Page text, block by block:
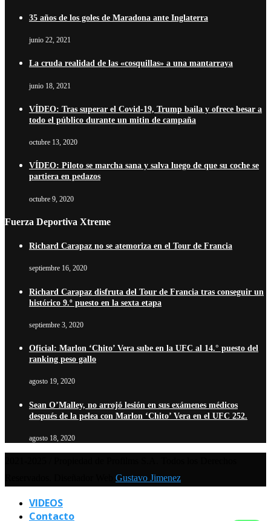
35 años de los goles de Maradona ante Inglaterra
junio 22, 2021
La cruda realidad de las «cosquillas» a una mantarraya
junio 18, 2021
VÍDEO: Tras superar el Covid-19, Trump baila y ofrece besar a
todo el público durante un mitin de campaña
octubre 13, 2020
VÍDEO: Piloto se marcha sana y salva luego de que su coche se
partiera en pedazos
octubre 9, 2020
Fuerza Deportiva Xtreme
Richard Carapaz no se atemoriza en el Tour de Francia
septiembre 16, 2020
Richard Carapaz disfruta del Tour de Francia tras conseguir un
histórico 9.º puesto en la sexta etapa
septiembre 3, 2020
Oficial: Marlon ‘Chito’ Vera sube en la UFC al 14.° puesto del
ranking peso gallo
agosto 19, 2020
Sean O’Malley, no arrojó lesión en sus exámenes médicos
después de la pelea con Marlon ‘Chito’ Vera en el UFC 252.
agosto 18, 2020
Gustavo Jimenez
VIDEOS
Contacto